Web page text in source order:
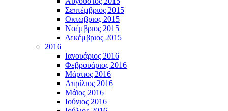
Σεπτέμβριος 2015
Οκτώβριος 2015
Νοέμβριος 2015
Δεκέμβριος 2015
2016
Ιανουάριος 2016
Φεβρουάριος 2016
Μάρτιος 2016
Απρίλιος 2016
Μάϊος 2016
Ιούνιος 2016